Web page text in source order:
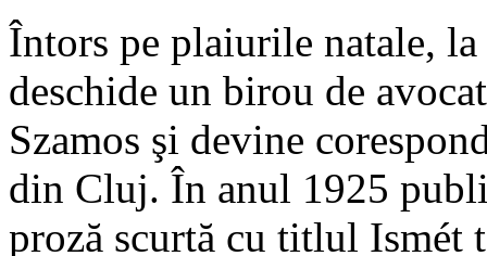
Întors pe plaiurile natale,
deschide un birou de
Szamos şi devine
din Cluj. În anul 1925
proză scurtă cu titlul Ismét